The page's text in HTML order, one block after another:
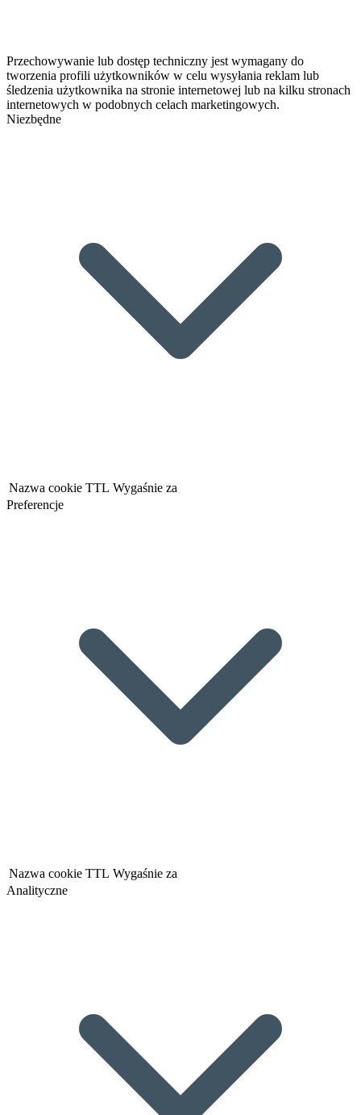
Przechowywanie lub dostęp techniczny jest wymagany do
tworzenia profili użytkowników w celu wysyłania reklam lub
śledzenia użytkownika na stronie internetowej lub na kilku stronach
internetowych w podobnych celach marketingowych.
Niezbędne
Nazwa cookie TTL Wygaśnie za
Preferencje
Nazwa cookie TTL Wygaśnie za
Analityczne